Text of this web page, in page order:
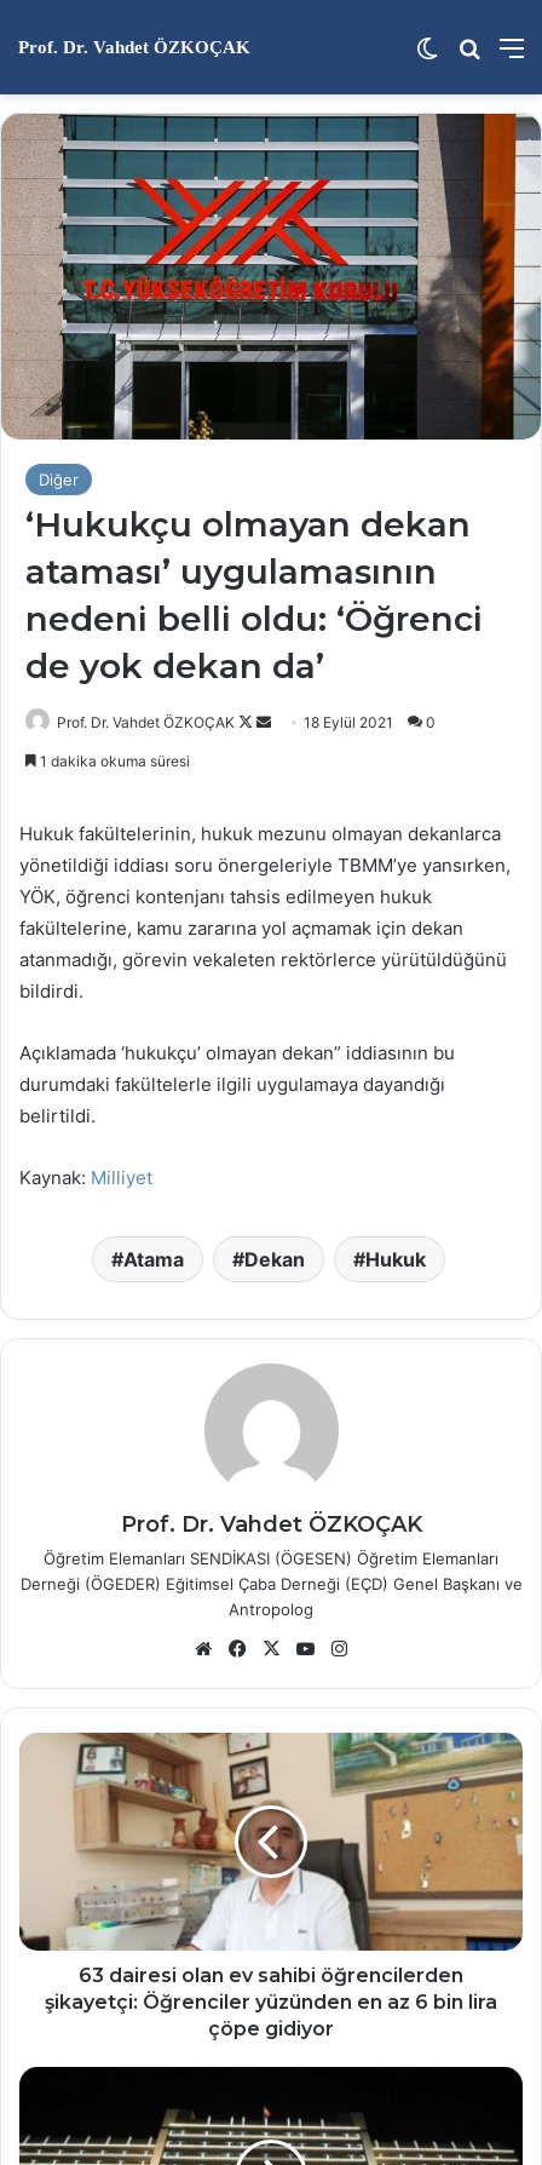
Prof. Dr. Vahdet ÖZKOÇAK Dış
Diğer
‘Hukukçu olmayan dekan
ataması’ uygulamasının
nedeni belli oldu: ‘Öğrenci
de yok dekan da’
Prof. Dr. Vahdet ÖZKOÇAK
Follow
Bir
18 Eylül 2021 0
1 dakika okuma süresi
Hukuk fakültelerinin, hukuk mezunu olmayan dekanlarca
yönetildiği iddiası soru önergeleriyle TBMM’ye yansırken,
YÖK, öğrenci kontenjanı tahsis edilmeyen hukuk
fakültelerine, kamu zararına yol açmamak için dekan
atanmadığı, görevin vekaleten rektörlerce yürütüldüğünü
bildirdi.
Açıklamada ‘hukukçu’ olmayan dekan” iddiasının bu
durumdaki fakültelerle ilgili uygulamaya dayandığı
belirtildi.
Kaynak: Milliyet
Atama Dekan Hukuk
Prof. Dr. Vahdet ÖZKOÇAK
Öğretim Elemanları SENDİKASI (ÖGESEN) Öğretim Elemanları
Derneği (ÖGEDER) Eğitimsel Çaba Derneği (EÇD) Genel Başkanı ve
Antropolog
Web
Facebook
X YouTube
63
öğrencilerden
şikayetçi:
Öğrenciler
yüzünden
lira
63 dairesi olan ev sahibi öğrencilerden
şikayetçi: Öğrenciler yüzünden en az 6 bin lira
çöpe gidiyor
Hülle
kamu